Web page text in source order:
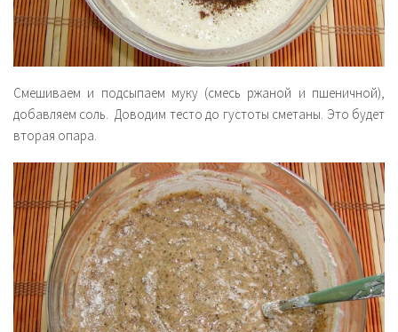
Смешиваем и подсыпаем муку (смесь ржаной и пшеничной),
добавляем соль. Доводим тесто до густоты сметаны. Это будет
вторая опара.